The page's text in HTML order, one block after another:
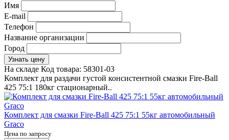
Имя
E-mail
Телефон
Название организации
Город
Узнать цену
На складе Код товара: 58301-03
Комплект для раздачи густой консистентной смазки Fire-Ball
425 75:1 180кг стационарный..
Комплект для смазки Fire-Ball 425 75:1 55кг автомобильный
Graco
Цена по запросу